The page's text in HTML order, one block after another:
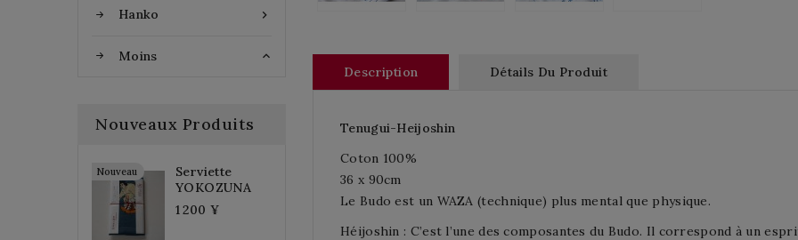

Hanko
Moins 
Nouveaux Produits
Nouveau
Serviette
YOKOZUNA
1 200 ¥
Description Détails Du Produit
Tenugui-Heijoshin
Coton 100%
36 x 90cm
Le Budo est un WAZA (technique) plus mental que physique.
Héijoshin : C’est l’une des composantes du Budo. Il correspond à un